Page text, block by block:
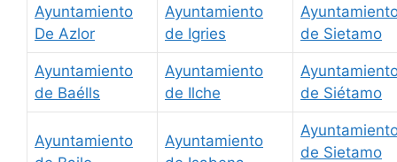
Ayuntamiento
De Azlor
Ayuntamiento
de Igries
de Sietamo
Ayuntamiento
de Baélls
Ayuntamiento
de Ilche
de Siétamo
Ayuntamiento
Ayuntamiento
de Sietamo